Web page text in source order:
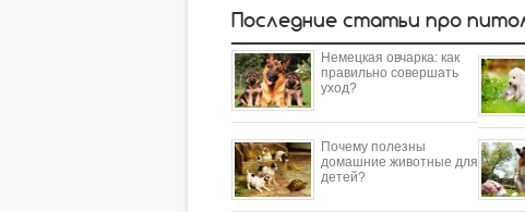
Последние статьи про
Немецкая овчарка: как
правильно совершать
уход?
Почему полезны
домашние животные для
детей?